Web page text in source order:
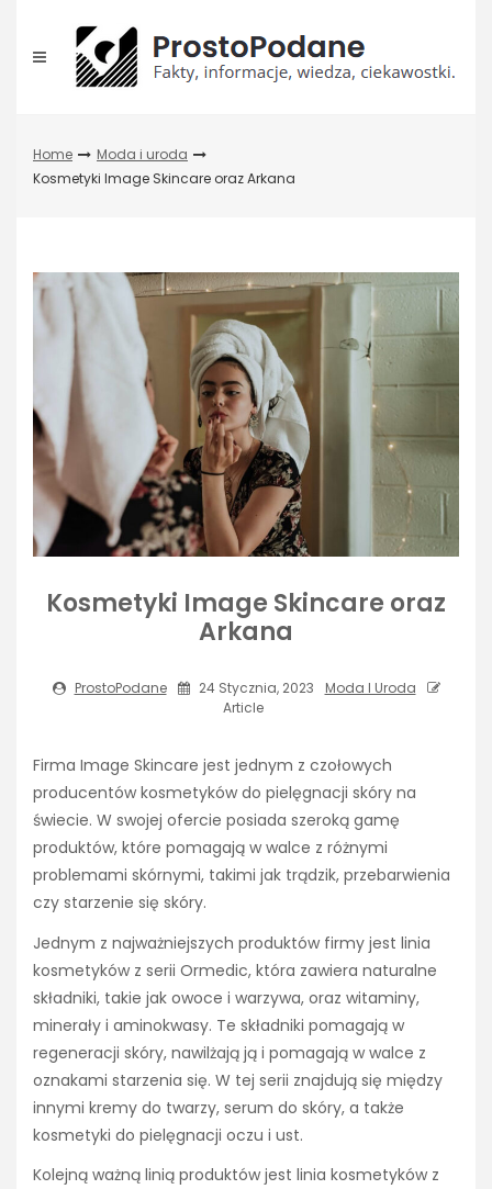
content
Home
Moda i uroda
Kosmetyki Image Skincare oraz Arkana
Kosmetyki Image Skincare oraz
Arkana
ProstoPodane 24 Stycznia, 2023
Moda I Uroda
Article
Firma Image Skincare jest jednym z czołowych
producentów kosmetyków do pielęgnacji skóry na
świecie. W swojej ofercie posiada szeroką gamę
produktów, które pomagają w walce z różnymi
problemami skórnymi, takimi jak trądzik, przebarwienia
czy starzenie się skóry.
Jednym z najważniejszych produktów firmy jest linia
kosmetyków z serii Ormedic, która zawiera naturalne
składniki, takie jak owoce i warzywa, oraz witaminy,
minerały i aminokwasy. Te składniki pomagają w
regeneracji skóry, nawilżają ją i pomagają w walce z
oznakami starzenia się. W tej serii znajdują się między
innymi kremy do twarzy, serum do skóry, a także
kosmetyki do pielęgnacji oczu i ust.
Kolejną ważną linią produktów jest linia kosmetyków z